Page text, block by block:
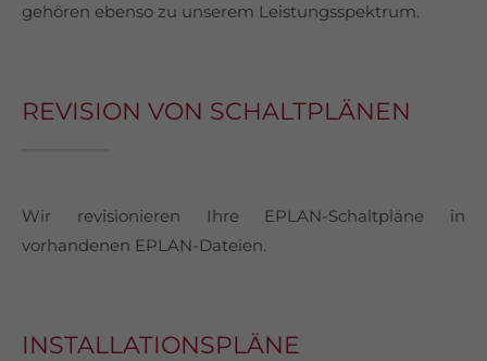
gehören ebenso zu unserem Leistungsspektrum.
REVISION VON SCHALTPLÄNEN
Wir revisionieren Ihre EPLAN-Schaltpläne in
vorhandenen EPLAN-Dateien.
INSTALLATIONSPLÄNE